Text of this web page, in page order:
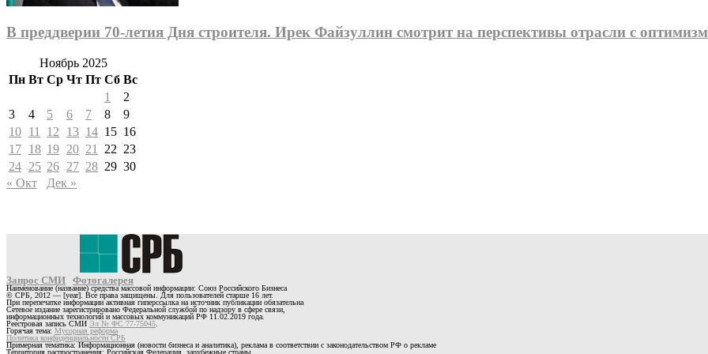
В преддверии 70-летия Дня строителя. Ирек Файзуллин смотрит на перспективы отрасли с
Ноябрь 2025
Пн Вт Ср Чт Пт Сб Вс
1
2
3
4 5 6 7 8
9
10 11 12 13 14 15 16
17 18 19 20 21 22 23
24 25 26 27 28 29 30
« Окт
Дек »
Запрос СМИ Фотогалерея
Наименование (название) средства массовой информации: Союз Российского Бизнеса
© СРБ, 2012 — [year]. Все права защищены. Для пользователей старше 16 лет.
При перепечатке информации активная гиперссылка на источник публикации обязательна
Сетевое издание зарегистрировано Федеральной службой по надзору в сфере связи,
информационных технологий и массовых коммуникаций РФ 11.02.2019 года.
Реестровая запись СМИ Эл № ФС 77-75045
Горячая тема: Мусорная реформа
Политика конфиденциальности СРБ
Примерная тематика: Информационная (новости бизнеса и аналитика), реклама в соответствии с законодательством РФ о рекламе
Территория распространения: Российская Федерация, зарубежные страны